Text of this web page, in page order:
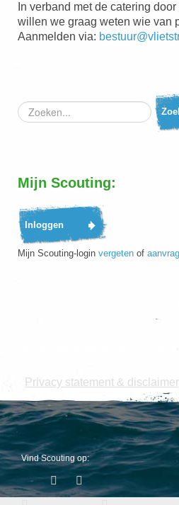
In verband met de catering
willen we graag weten wie van
Aanmelden via:
Mijn Scouting:
Mijn Scouting-login vergeten of
Dit is de officiële website van de
Privacy statement & disclaimer
Vind Scouting op: